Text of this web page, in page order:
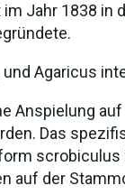
Jahr 1838
Agaricus
Anspielung
Das
scrobiculus
der